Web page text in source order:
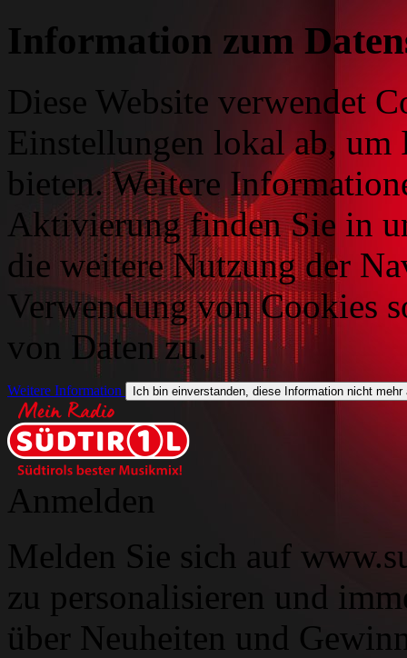
Information zum
Diese Website verwendet
Einstellungen lokal ab, um
bieten. Weitere
Aktivierung finden Sie in
die weitere Nutzung der
Verwendung von Cookies
von Daten zu.
Weitere Information Ich bin einverstanden, diese Information nicht mehr
Anmelden
Melden Sie sich auf
zu personalisieren und
über Neuheiten und